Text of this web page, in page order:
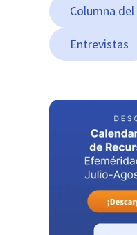
Columna
Entrevistas